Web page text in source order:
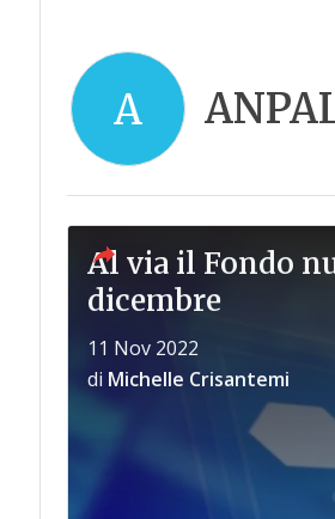
A
Al via il Fondo
dicembre
11 Nov 2022
di Michelle Crisantemi